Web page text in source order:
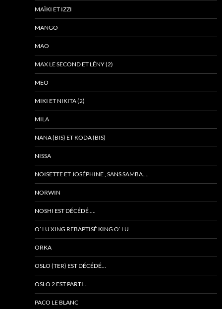
MAÏKI ET IZZI
MANGO
MAO
MAX LE SECOND ET LÉNY (2)
MEO
MIKI ET NIKITA (2)
MILA
NANA (BIS) ET KODA (BIS)
NISSA
NOISETTE ET JOSÉPHINE , SANS SAMBA….
NORWIN
NOSHI EST DÉCÉDÉ ….
O’ LU XING REBAPTISÉ KING O’ LU
ORKA
OSLO (TER) EST DÉCÉDÉ…
OSLO 2 EST PARTI…
PACO LE BLANC